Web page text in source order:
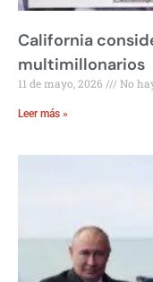
California
multimillonarios
11 de mayo, 2026 No
Leer más »